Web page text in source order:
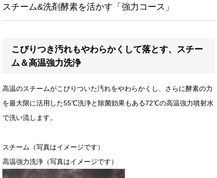
スチーム&洗剤酵素を活かす「強力コース」
こびりつき汚れもやわらかくして落とす、スチー
ム＆高温強力洗浄
高温のスチームがこびりついた汚れをやわらかくし、さらに酵素の力
を最大限に活用した55℃洗浄と除菌効果もある72℃の高温強力噴射水
で洗い流します。
スチーム（写真はイメージです）
高温強力洗浄（写真はイメージです）